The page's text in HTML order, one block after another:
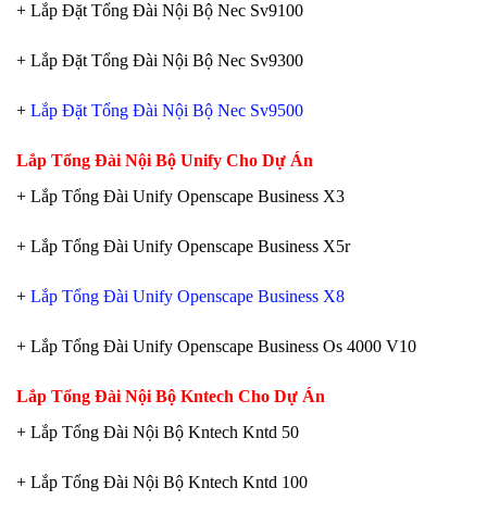
+ Lắp Đặt Tổng Đài Nội Bộ Nec Sv9100
+ Lắp Đặt Tổng Đài Nội Bộ Nec Sv9300
+ Lắp Đặt Tổng Đài Nội Bộ Nec Sv9500
Lắp Tổng Đài Nội Bộ Unify Cho Dự Án
+ Lắp Tổng Đài Unify Openscape Business X3
+ Lắp Tổng Đài Unify Openscape Business X5r
+ Lắp Tổng Đài Unify Openscape Business X8
+ Lắp Tổng Đài Unify Openscape Business Os 4000 V10
Lắp Tổng Đài Nội Bộ Kntech Cho Dự Án
+ Lắp Tổng Đài Nội Bộ Kntech Kntd 50
+ Lắp Tổng Đài Nội Bộ Kntech Kntd 100